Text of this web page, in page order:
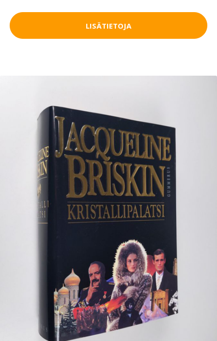
LISÄTIETOJA